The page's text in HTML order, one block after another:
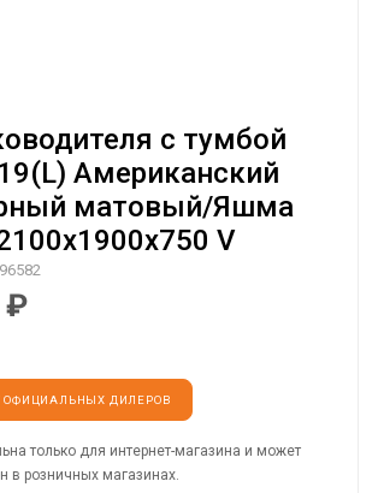
с тумбой
Американский
матовый/Яшма
V
₽
ОФИЦИАЛЬНЫХ ДИЛЕРОВ
только для интернет-магазина и может
в розничных магазинах.